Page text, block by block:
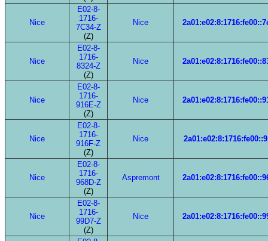
Nice
E02-8-
1716-
7C34-Z
(Z)
Nice
Nice
E02-8-
1716-
8324-Z
(Z)
Nice
Nice
E02-8-
1716-
916E-Z
(Z)
Nice
Nice
E02-8-
1716-
916F-Z
(Z)
Nice
Nice
E02-8-
1716-
968D-Z
(Z)
Aspremont
Nice
E02-8-
1716-
99D7-Z
(Z)
Nice